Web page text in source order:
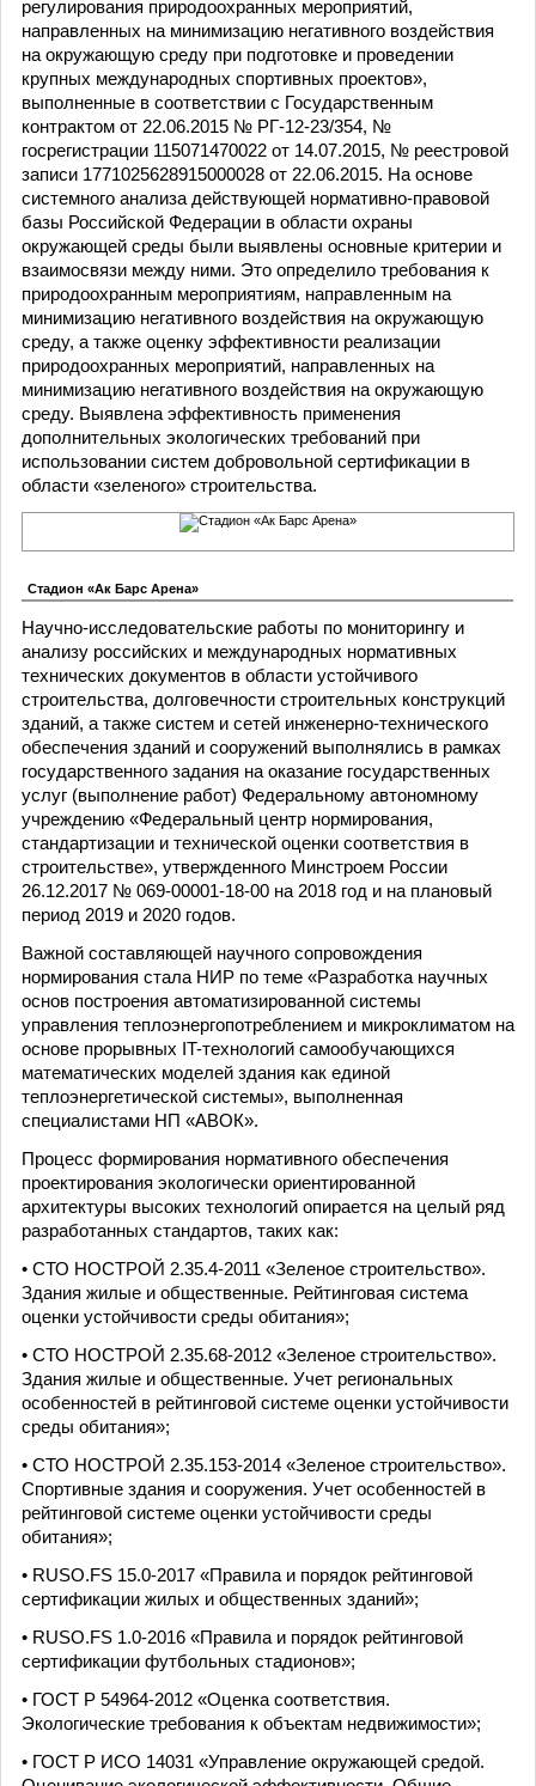
регулирования природоохранных мероприятий,
направленных на минимизацию негативного воздействия
на окружающую среду при подготовке и проведении
крупных международных спортивных проектов»,
выполненные в соответствии с Государственным
контрактом от 22.06.2015 № РГ-12-23/354, №
госрегистрации 115071470022 от 14.07.2015, № реестровой
записи 1771025628915000028 от 22.06.2015. На основе
системного анализа действующей нормативно-правовой
базы Российской Федерации в области охраны
окружающей среды были выявлены основные критерии и
взаимосвязи между ними. Это определило требования к
природоохранным мероприятиям, направленным на
минимизацию негативного воздействия на окружающую
среду, а также оценку эффективности реализации
природоохранных мероприятий, направленных на
минимизацию негативного воздействия на окружающую
среду. Выявлена эффективность применения
дополнительных экологических требований при
использовании систем добровольной сертификации в
области «зеленого» строительства.
Стадион «Ак Барс Арена»
Научно-исследовательские работы по мониторингу и
анализу российских и международных нормативных
технических документов в области устойчивого
строительства, долговечности строительных конструкций
зданий, а также систем и сетей инженерно-технического
обеспечения зданий и сооружений выполнялись в рамках
государственного задания на оказание государственных
услуг (выполнение работ) Федеральному автономному
учреждению «Федеральный центр нормирования,
стандартизации и технической оценки соответствия в
строительстве», утвержденного Минстроем России
26.12.2017 № 069-00001-18-00 на 2018 год и на плановый
период 2019 и 2020 годов.
Важной составляющей научного сопровождения
нормирования стала НИР по теме «Разработка научных
основ построения автоматизированной системы
управления теплоэнергопотреблением и микроклиматом на
основе прорывных IT-технологий самообучающихся
математических моделей здания как единой
теплоэнергетической системы», выполненная
специалистами НП «АВОК».
Процесс формирования нормативного обеспечения
проектирования экологически ориентированной
архитектуры высоких технологий опирается на целый ряд
разработанных стандартов, таких как:
• СТО НОСТРОЙ 2.35.4-2011 «Зеленое строительство».
Здания жилые и общественные. Рейтинговая система
оценки устойчивости среды обитания»;
• СТО НОСТРОЙ 2.35.68-2012 «Зеленое строительство».
Здания жилые и общественные. Учет региональных
особенностей в рейтинговой системе оценки устойчивости
среды обитания»;
• СТО НОСТРОЙ 2.35.153-2014 «Зеленое строительство».
Спортивные здания и сооружения. Учет особенностей в
рейтинговой системе оценки устойчивости среды
обитания»;
• RUSO.FS 15.0-2017 «Правила и порядок рейтинговой
сертификации жилых и общественных зданий»;
• RUSO.FS 1.0-2016 «Правила и порядок рейтинговой
сертификации футбольных стадионов»;
• ГОСТ Р 54964-2012 «Оценка соответствия.
Экологические требования к объектам недвижимости»;
• ГОСТ Р ИСО 14031 «Управление окружающей средой.